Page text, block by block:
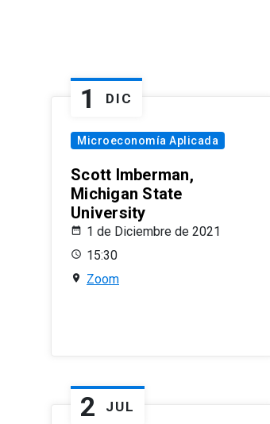
1 DIC
Microeconomía Aplicada
Scott Imberman,
Michigan State
University
1 de Diciembre de 2021
15:30
Zoom
2 JUL